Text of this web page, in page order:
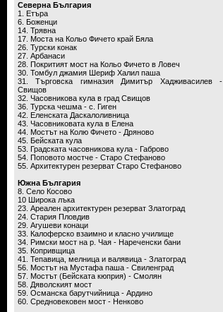
Северна България
1. Етъра
6. Боженци
14. Трявна
17. Моста на Кольо Фичето край Бяла
26. Турски конак
27. Арбанаси
28. Покритият мост на Кольо Фичето в Ловеч
30. Томбул джамия Шериф Халил паша
31. Търговска гимназия Димитър Хадживасилев -
Свищов
32. Часовникова кула в град Свищов
36. Турска чешма - с. Гиген
42. Еленската Даскалоливница
43. Часовниковата кула в Елена
44. Мостът на Колю Фичето - Дряново
45. Бейската кула
53. Градската часовникова кула - Габрово
54. Поповото мостче - Старо Стефаново
55. Архитектурен резерват Старо Стефаново
Южна България
8. Село Косово
10 Широка лъка
23. Ареален архитектурен резерват Златоград
24. Стария Пловдив
29. Агушеви конаци
33. Калоферско взаимно и класно училище
34. Римски мост на р. Чая - Нареченски бани
35. Копривщица
41. Тепавица, мелница и валявица - Златоград
56. Мостът на Мустафа паша - Свиленград
57. Мостът (Бейската кюприя) - Смолян
58. Дяволският мост
59. Османска барутчийница - Ардино
60. Средновековен мост - Ненково